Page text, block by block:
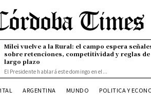
Milei vuelve a la Rural: el campo espera
sobre retenciones, competitividad y reglas de
largo plazo
El Presidente hablará este domingo en el...
ARGENTINA MUNDO POLITICA Y